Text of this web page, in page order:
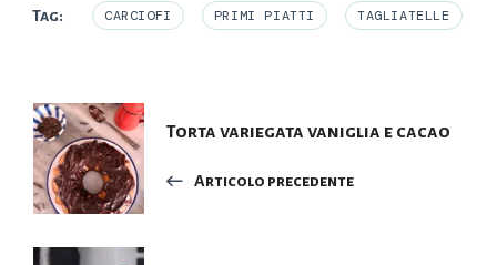
Tag: CARCIOFI PRIMI PIATTI TAGLIATELLE
Navigazione
articoli
Torta variegata vaniglia e cacao
Articolo precedente